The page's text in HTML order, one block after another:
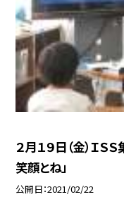
２月１９日（金）Ｉ
笑顔とね」
公開日 2021/02/22